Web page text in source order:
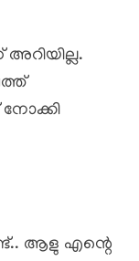
ആളു എന്റെ